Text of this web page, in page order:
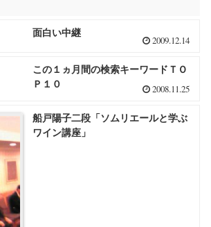
面白い中継
2009.12.14
この１ヵ月間の検索キーワードＴＯ
Ｐ１０
2008.11.25
船戸陽子二段「ソムリエールと学ぶ
ワイン講座」